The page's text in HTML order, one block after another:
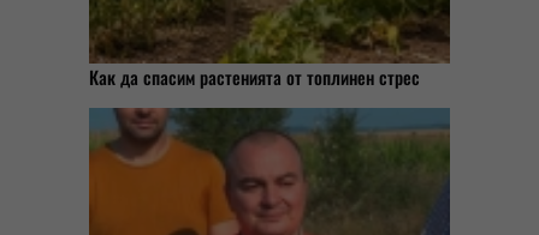
Как да спасим растенията от топлинен стрес